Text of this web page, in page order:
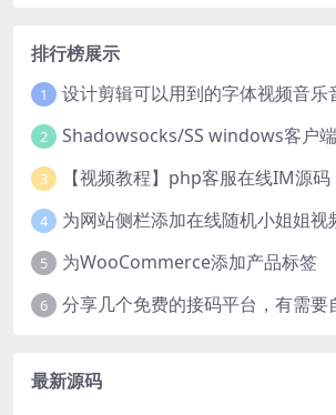
排行榜展示
1 设计剪辑可以用到的字体视频音乐
2 Shadowsocks/SS windows客户
3
4 为网站侧栏添加在线随机小姐姐视
5 为WooCommerce添加产品标签
6 分享几个免费的接码平台，有需要
最新源码